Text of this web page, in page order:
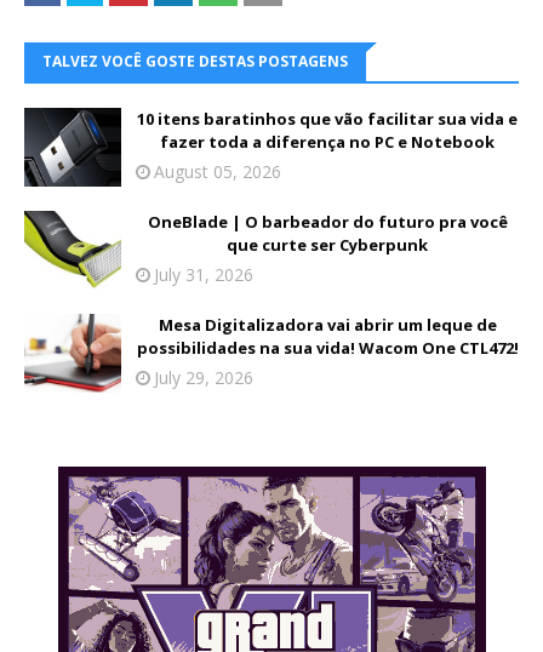
TALVEZ VOCÊ GOSTE DESTAS POSTAGENS
10 itens baratinhos que vão facilitar sua vida e
fazer toda a diferença no PC e Notebook
August 05, 2026
OneBlade | O barbeador do futuro pra você
que curte ser Cyberpunk
July 31, 2026
Mesa Digitalizadora vai abrir um leque de
possibilidades na sua vida! Wacom One CTL472!
July 29, 2026